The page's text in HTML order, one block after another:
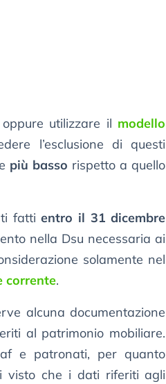
utilizzare il modello
l’esclusione di questi
più basso rispetto a quello
fattientro il 31 dicembre
nella Dsu necessaria ai
solamente nel
corrente.
alcuna documentazione
al patrimonio mobiliare.
e patronati, per quanto
visto che i dati riferiti agli